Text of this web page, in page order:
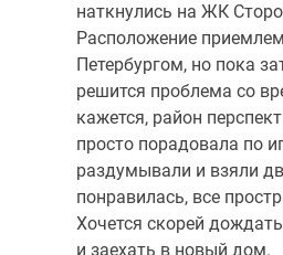
наткнулись на ЖК
Расположение
Петербургом, но пока
решится проблема со
кажется, район
просто порадовала по
раздумывали и взяли
понравилась, все
Хочется скорей
и заехать в новый дом.